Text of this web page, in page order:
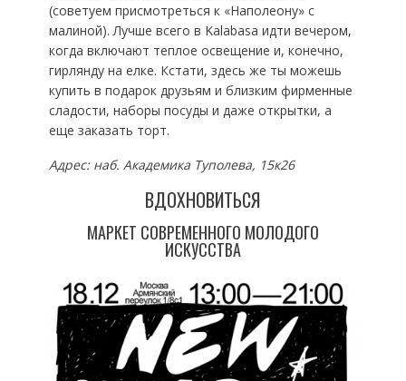
(советуем присмотреться к «Наполеону» с
малиной). Лучше всего в Kalabasa идти вечером,
когда включают теплое освещение и, конечно,
гирлянду на елке. Кстати, здесь же ты можешь
купить в подарок друзьям и близким фирменные
сладости, наборы посуды и даже открытки, а
еще заказать торт.
Адрес: наб. Академика Туполева, 15к26
ВДОХНОВИТЬСЯ
МАРКЕТ СОВРЕМЕННОГО МОЛОДОГО
ИСКУССТВА